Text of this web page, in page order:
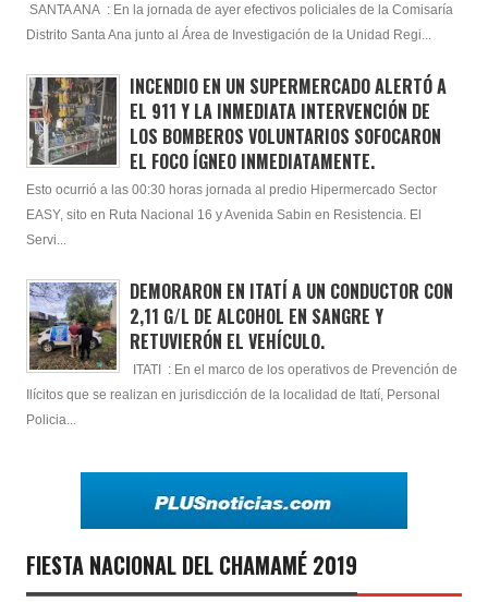
SANTA ANA : En la jornada de ayer efectivos policiales de la Comisaría
Distrito Santa Ana junto al Área de Investigación de la Unidad Regi...
INCENDIO EN UN SUPERMERCADO ALERTÓ A
EL 911 Y LA INMEDIATA INTERVENCIÓN DE
LOS BOMBEROS VOLUNTARIOS SOFOCARON
EL FOCO ÍGNEO INMEDIATAMENTE.
Esto ocurrió a las 00:30 horas jornada al predio Hipermercado Sector
EASY, sito en Ruta Nacional 16 y Avenida Sabin en Resistencia. El
Servi...
DEMORARON EN ITATÍ A UN CONDUCTOR CON
2,11 G/L DE ALCOHOL EN SANGRE Y
RETUVIERÓN EL VEHÍCULO.
ITATI : En el marco de los operativos de Prevención de
Ilícitos que se realizan en jurisdicción de la localidad de Itatí, Personal
Policia...
FIESTA NACIONAL DEL CHAMAMÉ 2019